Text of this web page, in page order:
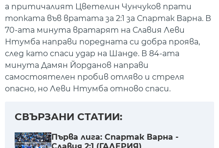
а притичалият Цветелин Чунчуков прати
топката във вратата за 2:1 за Спартак Варна. В
70-ата минута вратарят на Славия Леви
Нтумба направи поредната си добра проява,
след като спаси удар на Шанде. В 84-ата
минута Дамян Йорданов направи
самостоятелен пробив отляво и стреля
опасно, но Леви Нтумба отново спаси.
СВЪРЗАНИ СТАТИИ:
Първа лига: Спартак Варна -